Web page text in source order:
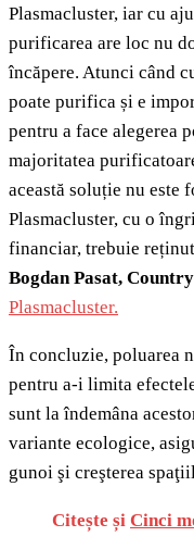
Plasmacluster, iar cu
purificarea are loc nu
încăpere. Atunci când
poate purifica și e
pentru a face alegerea
majoritatea
această soluție nu
Plasmacluster, cu o
financiar, trebuie
Bogdan Pasat,
Plasmacluster.
În concluzie, poluarea
pentru a-i limita
sunt la îndemâna
variante ecologice,
gunoi şi creşterea
Citește și Cinci